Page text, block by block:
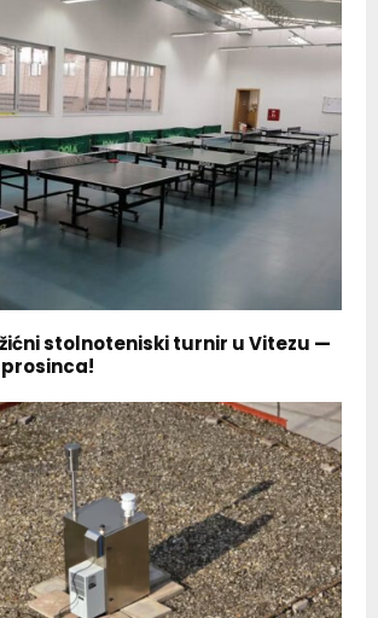
stolnoteniski turnir u Vitezu —
prosinca!